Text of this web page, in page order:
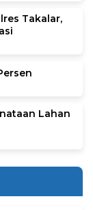
Takalar,
Lahan